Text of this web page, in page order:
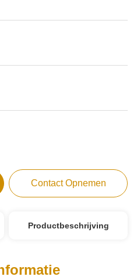
Contact Opnemen
Productbeschrijving